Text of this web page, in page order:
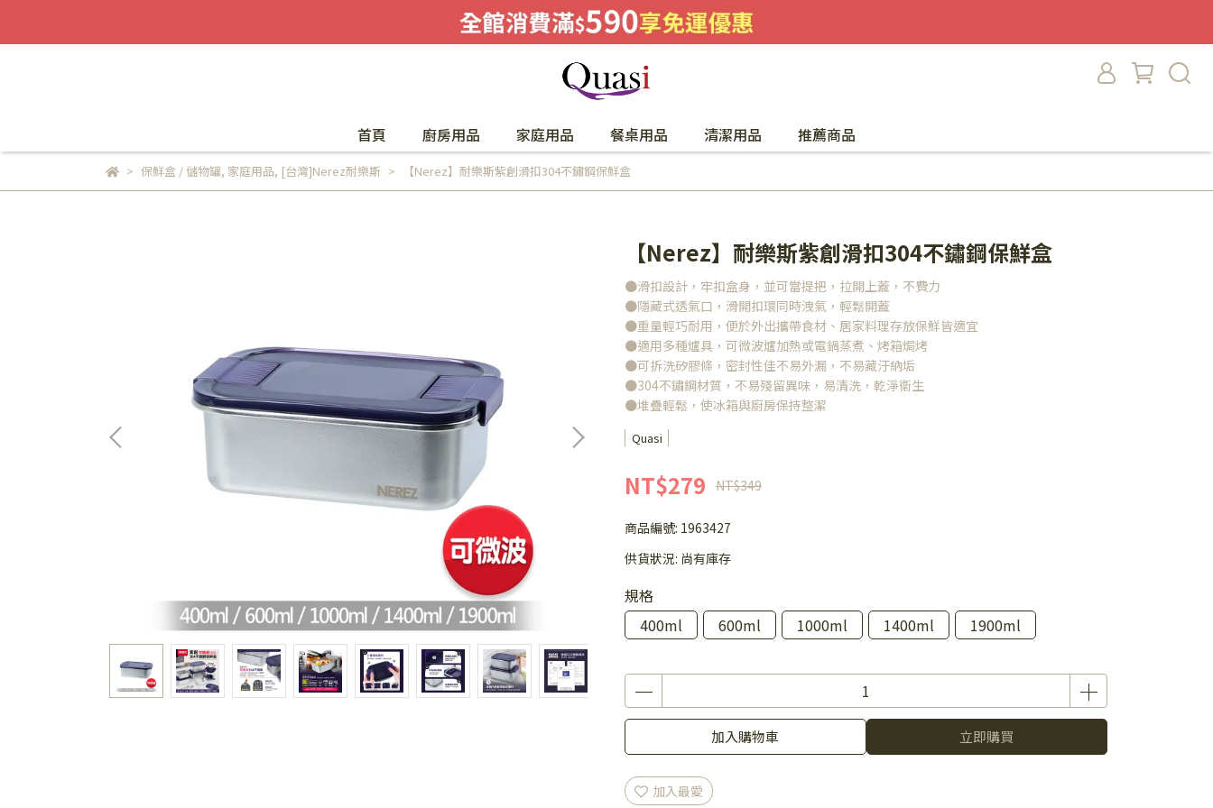
首頁 廚房用品 家庭用品 餐桌用品 清潔用品 推薦商品
保鮮盒 / 儲物罐, 家庭用品, [台灣]Nerez耐樂斯 【Nerez】耐樂斯紫創滑扣304不鏽鋼保鮮盒
【Nerez】耐樂斯紫創滑扣304不鏽鋼保鮮盒
●滑扣設計，牢扣盒身，並可當提把，拉開上蓋，不費力
●隱藏式透氣口，滑開扣環同時洩氣，輕鬆開蓋
●重量輕巧耐用，便於外出攜帶食材、居家料理存放保鮮皆適宜
●適用多種爐具，可微波爐加熱或電鍋蒸煮、烤箱焗烤
●可拆洗矽膠條，密封性佳不易外漏，不易藏汙納垢
●304不鏽鋼材質，不易殘留異味，易清洗，乾淨衞生
●堆疊輕鬆，使冰箱與廚房保持整潔
Quasi
NT$279 NT$349
商品編號: 1963427
供貨狀況: 尚有庫存
規格
400ml
600ml 1000ml 1400ml 1900ml
加入購物車 立即購買
加入最愛